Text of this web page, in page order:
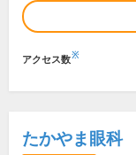
アクセス数※
たかやま眼科